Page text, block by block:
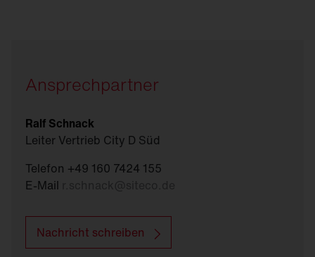
Ansprechpartner
Ralf Schnack
Leiter Vertrieb City D Süd
Telefon +49 160 7424 155
E-Mail
Nachricht schreiben